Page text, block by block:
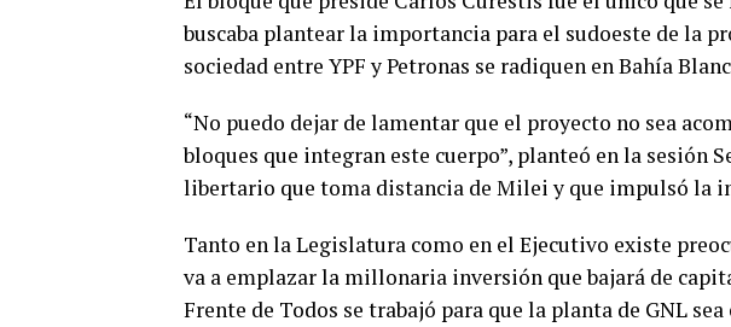
buscaba plantear la importancia para el sudoeste de la
sociedad entre YPF y Petronas se radiquen en Bahía
“No puedo dejar de lamentar que el proyecto no sea
bloques que integran este cuerpo”, planteó en la sesión
libertario que toma distancia de Milei y que impulsó la
Tanto en la Legislatura como en el Ejecutivo existe
va a emplazar la millonaria inversión que bajará de
Frente de Todos se trabajó para que la planta de GNL